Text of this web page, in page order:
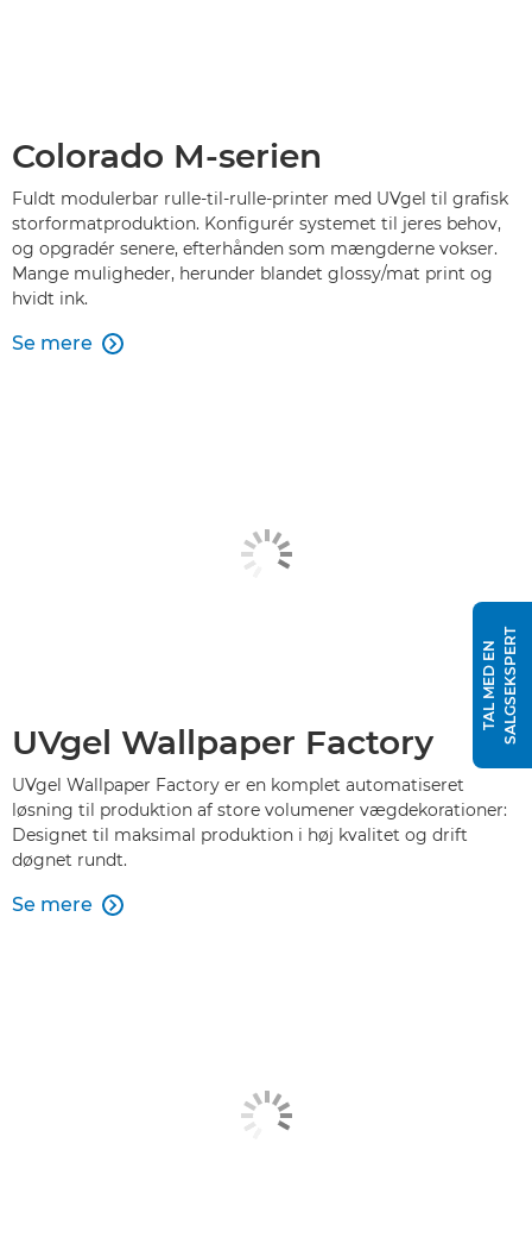
Colorado M-serien
Fuldt modulerbar rulle-til-rulle-printer med UVgel til grafisk
storformatproduktion. Konfigurér systemet til jeres behov,
og opgradér senere, efterhånden som mængderne vokser.
Mange muligheder, herunder blandet glossy/mat print og
hvidt ink.
Se mere 
UVgel Wallpaper Factory
UVgel Wallpaper Factory er en komplet automatiseret
løsning til produktion af store volumener vægdekorationer:
Designet til maksimal produktion i høj kvalitet og drift
døgnet rundt.
Se mere 
T
A
L
M
E
D
E
N
S
A
L
G
S
E
K
S
P
E
RT